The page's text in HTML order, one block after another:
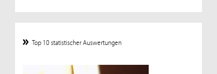
Top 10 statistischer Auswertungen